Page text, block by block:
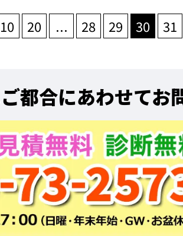
10 20 ... 28 29 30 31
ご都合にあわせてお